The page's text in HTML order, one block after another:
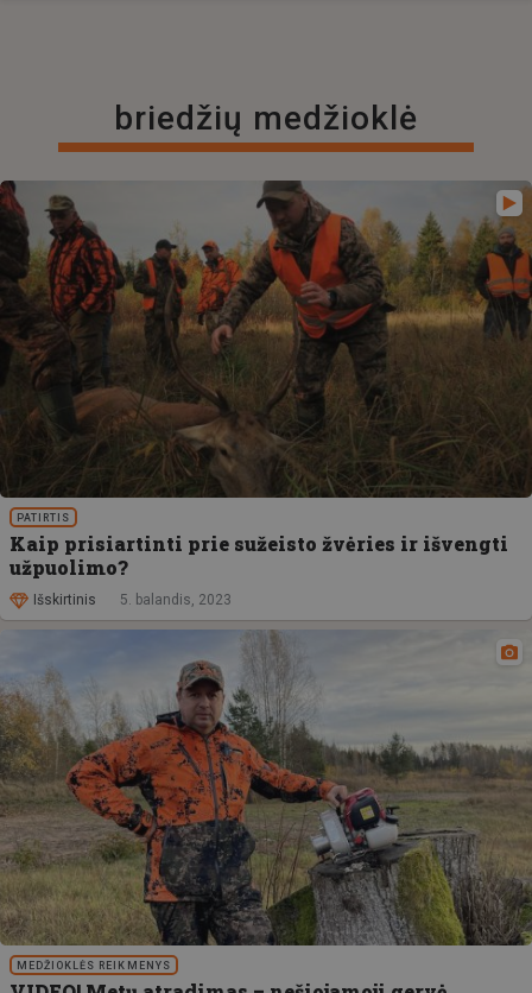
briedžių medžioklė
PATIRTIS
Kaip prisiartinti prie sužeisto žvėries ir išvengti
užpuolimo?
Išskirtinis 5. balandis, 2023
MEDŽIOKLĖS REIKMENYS